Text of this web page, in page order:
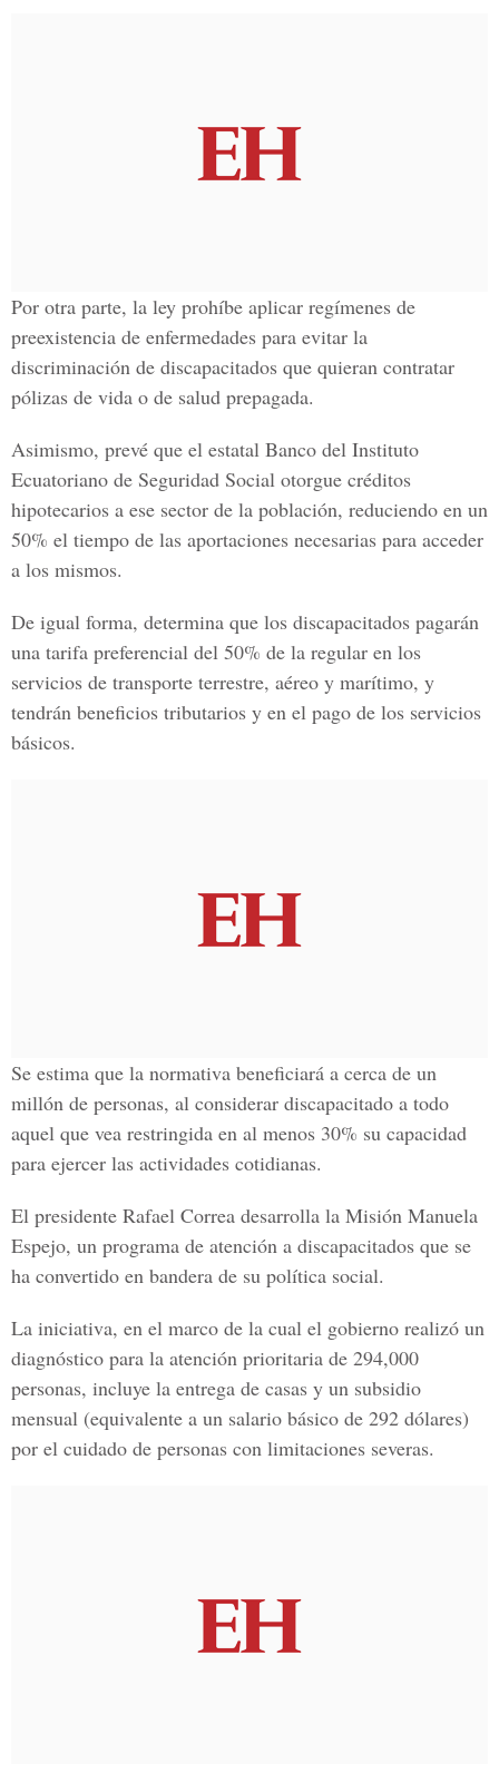
Por otra parte, la ley prohíbe aplicar regímenes de
preexistencia de enfermedades para evitar la
discriminación de discapacitados que quieran contratar
pólizas de vida o de salud prepagada.
Asimismo, prevé que el estatal Banco del Instituto
Ecuatoriano de Seguridad Social otorgue créditos
hipotecarios a ese sector de la población, reduciendo en un
50% el tiempo de las aportaciones necesarias para acceder
a los mismos.
De igual forma, determina que los discapacitados pagarán
una tarifa preferencial del 50% de la regular en los
servicios de transporte terrestre, aéreo y marítimo, y
tendrán beneficios tributarios y en el pago de los servicios
básicos.
Se estima que la normativa beneficiará a cerca de un
millón de personas, al considerar discapacitado a todo
aquel que vea restringida en al menos 30% su capacidad
para ejercer las actividades cotidianas.
El presidente Rafael Correa desarrolla la Misión Manuela
Espejo, un programa de atención a discapacitados que se
ha convertido en bandera de su política social.
La iniciativa, en el marco de la cual el gobierno realizó un
diagnóstico para la atención prioritaria de 294,000
personas, incluye la entrega de casas y un subsidio
mensual (equivalente a un salario básico de 292 dólares)
por el cuidado de personas con limitaciones severas.